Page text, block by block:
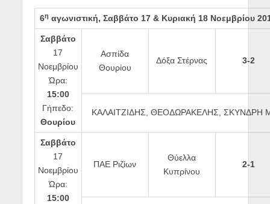
6η αγωνιστική, Σαββάτο 17 & Κυριακή 18 Νοεμβρίου
Σαββάτο
17
Νοεμβρίου
Ώρα:
15:00
Γήπεδο:
Θουρίου
Ασπίδα
Θουρίου
Δόξα Στέρνας 3-2
ΚΑΛΑΙΤΖΙΔΗΣ, ΘΕΟΔΩΡΑΚΕΛΗΣ, ΣΚΥΝΔΡΗ
Σαββάτο
17
Νοεμβρίου
Ώρα:
15:00
ΠΑΕ Ριζίων
Θύελλα
Κυπρίνου
2-1